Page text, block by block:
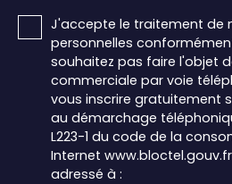
J'accepte le traitement de
personnelles conformément
souhaitez pas faire l'objet
commerciale par voie
vous inscrire gratuitement
au démarchage
L223-1 du code de la
Internet
adressé à :